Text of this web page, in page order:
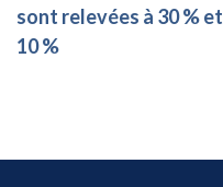
sont relevées à 30 % et
10 %